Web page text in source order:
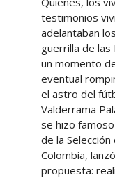
testimonios
adelantaban
guerrilla de las
un momento
eventual
el astro del
Valderrama
se hizo
de la
Colombia,
propuesta: